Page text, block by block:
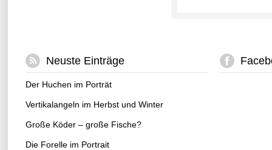
Neuste Einträge
Der Huchen im Porträt
Vertikalangeln im Herbst und Winter
Große Köder – große Fische?
Die Forelle im Portrait